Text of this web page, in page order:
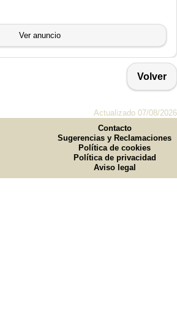
Ver anuncio
Volver
Actualizado 07/08/2026
Contacto
Sugerencias y Reclamaciones
Política de cookies
Política de privacidad
Aviso legal